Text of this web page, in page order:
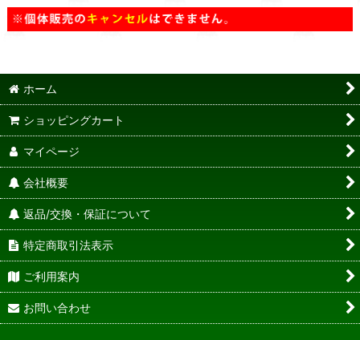
ホーム
ショッピングカート
マイページ
会社概要
返品/交換・保証について
特定商取引法表示
ご利用案内
お問い合わせ